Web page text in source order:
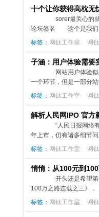
十个让你获得高枕无
sorer最关心的就
论坛签名 这个是我们
标签： 网钛工作室 网
子涵：用户体验需要
网站用户体验似乎
一个环节，但是一部分
标签： 网钛工作室 网
解析人民网IPO 官方
“人民日报网络有
年上市，仍有诸多细节
标签： 网钛工作室 网
惰惰：从100元到
开头还是希望第一
100万之路连载之三》
标签： 网钛工作室 网